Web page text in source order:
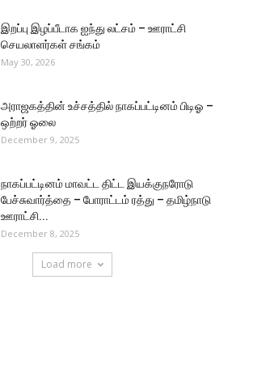
இறப்பு இழப்பீடாக ஐந்து லட்சம் – ஊராட்சி
செயலாளர்கள் சங்கம்
May 30, 2026
அராஜகத்தின் உச்சத்தில் நாகப்பட்டினம் பிடிஓ –
ஒற்றர் ஓலை
December 9, 2025
நாகப்பட்டினம் மாவட்ட திட்ட இயக்குநரோடு
பேச்சுவார்த்தை – போராட்டம் ரத்து – தமிழ்நாடு
ஊராட்சி...
December 8, 2025
Load more